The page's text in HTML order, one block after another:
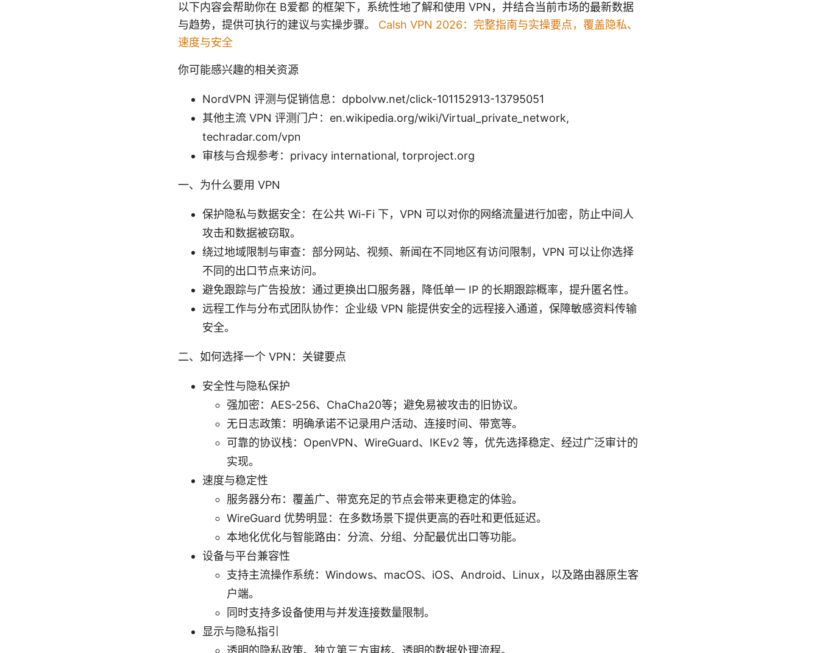
以下内容会帮助你在 B爱都 的框架下，系统性地了解和使用 VPN，并结合当前市场的最新数据
与趋势，提供可执行的建议与实操步骤。 Calsh VPN 2026：完整指南与实操要点，覆盖隐私、
速度与安全
你可能感兴趣的相关资源
NordVPN 评测与促销信息：dpbolvw.net/click-101152913-13795051
其他主流 VPN 评测门户：en.wikipedia.org/wiki/Virtual_private_network,
techradar.com/vpn
审核与合规参考：privacy international, torproject.org
一、为什么要用 VPN
保护隐私与数据安全：在公共 Wi-Fi 下，VPN 可以对你的网络流量进行加密，防止中间人
攻击和数据被窃取。
绕过地域限制与审查：部分网站、视频、新闻在不同地区有访问限制，VPN 可以让你选择
不同的出口节点来访问。
避免跟踪与广告投放：通过更换出口服务器，降低单一 IP 的长期跟踪概率，提升匿名性。
远程工作与分布式团队协作：企业级 VPN 能提供安全的远程接入通道，保障敏感资料传输
安全。
二、如何选择一个 VPN：关键要点
安全性与隐私保护
强加密：AES-256、ChaCha20等；避免易被攻击的旧协议。
无日志政策：明确承诺不记录用户活动、连接时间、带宽等。
可靠的协议栈：OpenVPN、WireGuard、IKEv2 等，优先选择稳定、经过广泛审计的
实现。
速度与稳定性
服务器分布：覆盖广、带宽充足的节点会带来更稳定的体验。
WireGuard 优势明显：在多数场景下提供更高的吞吐和更低延迟。
本地化优化与智能路由：分流、分组、分配最优出口等功能。
设备与平台兼容性
支持主流操作系统：Windows、macOS、iOS、Android、Linux，以及路由器原生客
户端。
同时支持多设备使用与并发连接数量限制。
显示与隐私指引
透明的隐私政策、独立第三方审核、透明的数据处理流程。